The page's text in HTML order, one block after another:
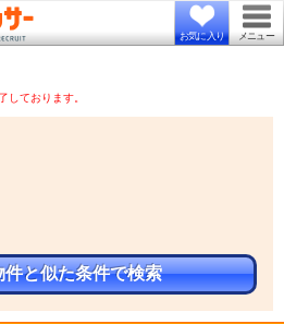
お気に入り メニュー
しております。
件と似た条件で検索